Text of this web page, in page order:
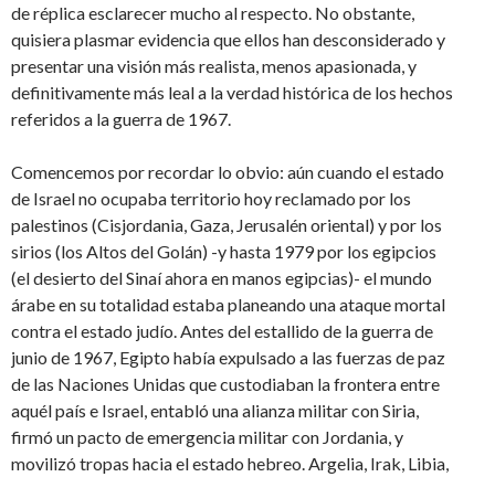
de réplica esclarecer mucho al respecto. No obstante,
quisiera plasmar evidencia que ellos han desconsiderado y
presentar una visión más realista, menos apasionada, y
definitivamente más leal a la verdad histórica de los hechos
referidos a la guerra de 1967.
Comencemos por recordar lo obvio: aún cuando el estado
de Israel no ocupaba territorio hoy reclamado por los
palestinos (Cisjordania, Gaza, Jerusalén oriental) y por los
sirios (los Altos del Golán) -y hasta 1979 por los egipcios
(el desierto del Sinaí ahora en manos egipcias)- el mundo
árabe en su totalidad estaba planeando una ataque mortal
contra el estado judío. Antes del estallido de la guerra de
junio de 1967, Egipto había expulsado a las fuerzas de paz
de las Naciones Unidas que custodiaban la frontera entre
aquél país e Israel, entabló una alianza militar con Siria,
firmó un pacto de emergencia militar con Jordania, y
movilizó tropas hacia el estado hebreo. Argelia, Irak, Libia,